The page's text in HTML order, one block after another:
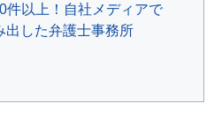
件以上！自社メディアで
出した弁護士事務所